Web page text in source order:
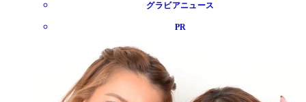
グラビアニュース
PR